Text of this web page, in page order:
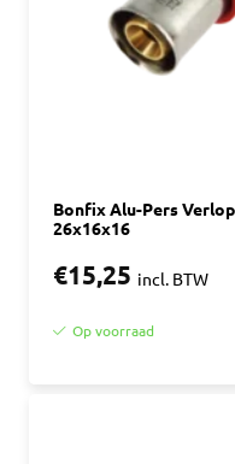
Bonfix Alu-Pers
26x16x16
€15,25 incl. BTW
Op voorraad